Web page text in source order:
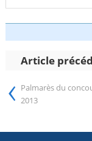
Article
‹ Palmarès du
2013